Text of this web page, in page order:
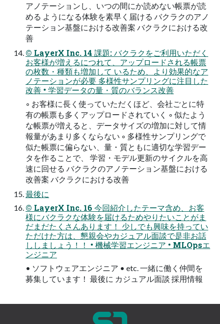
アノテーションし、いつの間にか読めない帳票が読
める ようになる体験を素早く届ける バクラクのアノ
テーション基盤における改善案 バクラクにおける改
善
© LayerX Inc. 14 課題: バクラクをご利用いただく
お客様が増えるにつれて、アップロードされる帳票
の枚数・種類も増加して いるため、より効果的なア
ノテーションが必要 多様性サンプリングに注目した
改善 • 学習データの量・質のバランス改善
◦ お客様に長く使っていただくほど、会社ごとに特
有の帳票も多くアップロードされていく ◦ 似たよう
な帳票が増えると、データサイズの増加に対して情
報量があまり多くならない ◦ 多様性サンプリングで
似た帳票に偏らない、量・質ともに適切な学習デー
タを作ることで、 学習・モデル更新のサイクルを高
速に回せる バクラクのアノテーション基盤における
改善案 バクラクにおける改善
最後に
© LayerX Inc. 16 今回紹介したテーマ含め、お客
様にバクラクな体験を届けるためやりたいことがま
だまだたくさんあります！ 少しでも興味を持ってい
ただけた方は、懇親会やカジュアル面談で是非お話
ししましょう！！ • 機械学習エンジニア • MLOpsエ
ンジニア
• ソフトウェアエンジニア • etc. 一緒に働く仲間を
募集しています！ 最後に カジュアル面談 採用情報